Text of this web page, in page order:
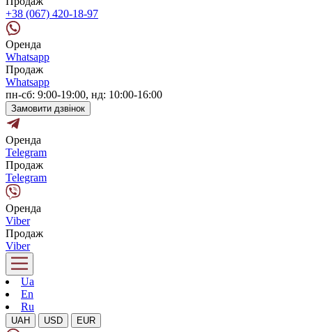
+38 (067) 420-18-97
Оренда
Whatsapp
Продаж
Whatsapp
пн-сб: 9:00-19:00, нд: 10:00-16:00
Замовити дзвінок
Оренда
Telegram
Продаж
Telegram
Оренда
Viber
Продаж
Viber
Ua
En
Ru
UAH USD EUR